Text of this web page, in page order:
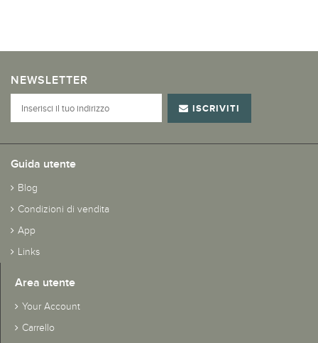
NEWSLETTER
ISCRIVITI
Guida utente
Blog
Condizioni di vendita
App
Links
Area utente
Your Account
Carrello